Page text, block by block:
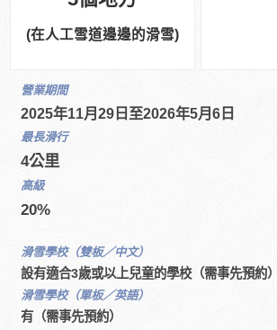
(在人工雪道邊邊的滑雪)
營業期間
2025年11月29日至2026年5月6日
最長滑行
4公里
高級
20%
滑雪學校（雙板／中文）
設有適合3歲或以上兒童的學校（需事先預約）
滑雪學校（單板／英語）
有（需事先預約）